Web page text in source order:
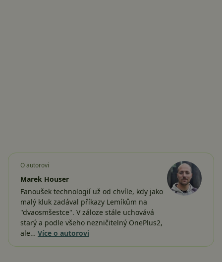
O autorovi
Marek Houser
Fanoušek technologií už od chvíle, kdy jako
malý kluk zadával příkazy Lemíkům na
"dvaosmšestce". V záloze stále uchovává
starý a podle všeho nezničitelný OnePlus2,
ale… Více o autorovi